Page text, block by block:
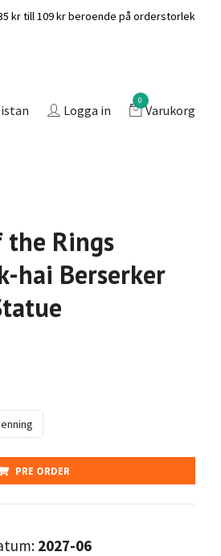
kr till 109 kr beroende på orderstorlek
Logga in
0
Varukorg
the Rings
hai Berserker
PRE ORDER
2027-06